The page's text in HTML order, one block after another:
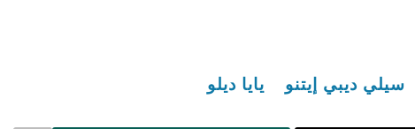
سيلي ديبي إيتنو يايا ديلو